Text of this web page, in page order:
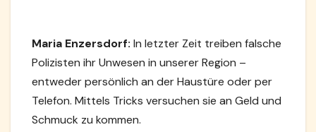
Maria Enzersdorf: In letzter Zeit treiben falsche
Polizisten ihr Unwesen in unserer Region –
entweder persönlich an der Haustüre oder per
Telefon. Mittels Tricks versuchen sie an Geld und
Schmuck zu kommen.